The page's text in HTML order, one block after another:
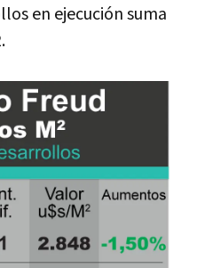
en ejecución suma